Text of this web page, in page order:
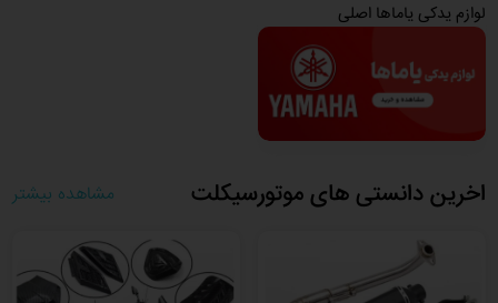
لوازم یدکی یاماها اصلی
اخرین دانستی های موتورسیکلت مشاهده بیشتر